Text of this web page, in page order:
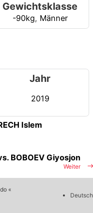
Gewichtsklasse
-90kg, Männer
Jahr
2019
Islem
Weiter
BOBOEV Giyosjon
«
Deutsch